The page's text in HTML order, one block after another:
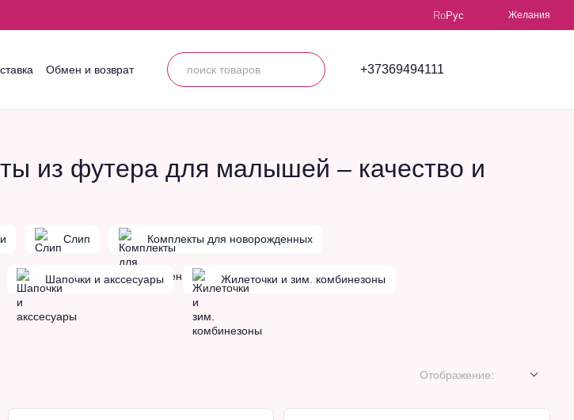
RoРус Желания
Обмен и возврат
+37369494111
из футера для малышей – качество и
Слип Комплекты для новорожденных
Шапочки и акссесуары Жилеточки и зим. комбинезоны
Отображение: